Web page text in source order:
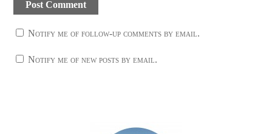
Notify me of follow-up comments by email.
Notify me of new posts by email.